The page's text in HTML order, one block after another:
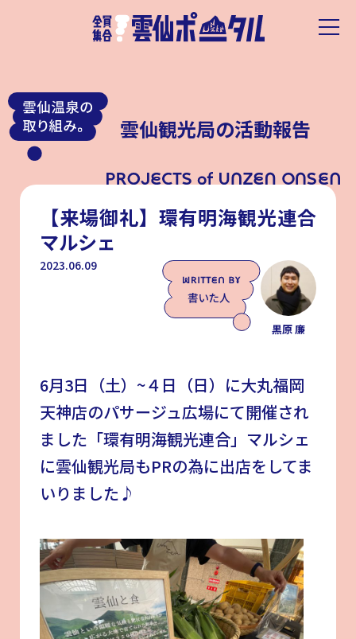
雲仙観光局の活動報告
2023.06.09
【来場御礼】環有明海観光連合
マルシェ
黒原 廉
6月3日（土）~４日（日）に大丸福岡
天神店のパサージュ広場にて開催され
ました「環有明海観光連合」マルシェ
に雲仙観光局もPRの為に出店をしてま
いりました♪